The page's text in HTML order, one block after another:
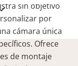
sin objetivo
por
cámara única
Ofrece
de montaje